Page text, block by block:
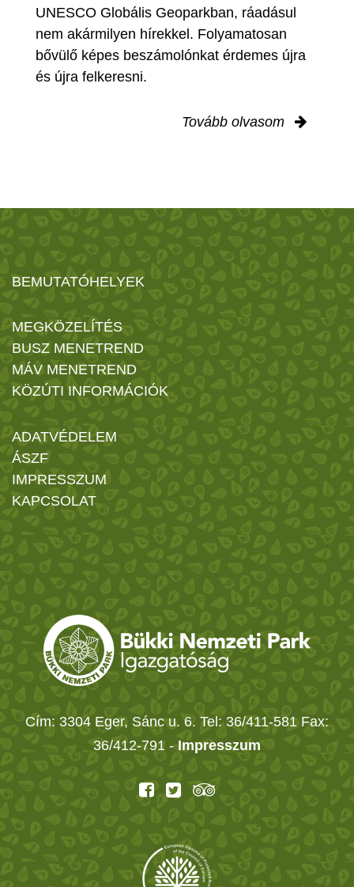
UNESCO Globális Geoparkban, ráadásul
nem akármilyen hírekkel. Folyamatosan
bővülő képes beszámolónkat érdemes újra
és újra felkeresni.
Tovább olvasom
BEMUTATÓHELYEK
MEGKÖZELÍTÉS
BUSZ MENETREND
MÁV MENETREND
KÖZÚTI INFORMÁCIÓK
ADATVÉDELEM
ÁSZF
IMPRESSZUM
KAPCSOLAT
Cím: 3304 Eger, Sánc u. 6. Tel: 36/411-581 Fax:
36/412-791 - Impresszum